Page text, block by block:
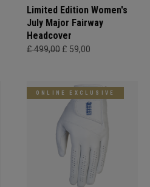
Limited Edition Women's
July Major Fairway
Headcover
£ 499,00 £ 59,00
ONLINE EXCLUSIVE